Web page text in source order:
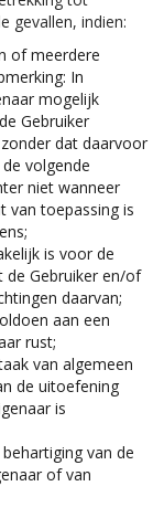
gevallen, indien:
of meerdere
In
mogelijk
Gebruiker
dat daarvoor
volgende
niet wanneer
van toepassing is
is voor de
de Gebruiker en/of
daarvan;
aan een
rust;
van algemeen
de uitoefening
is
van de
of van